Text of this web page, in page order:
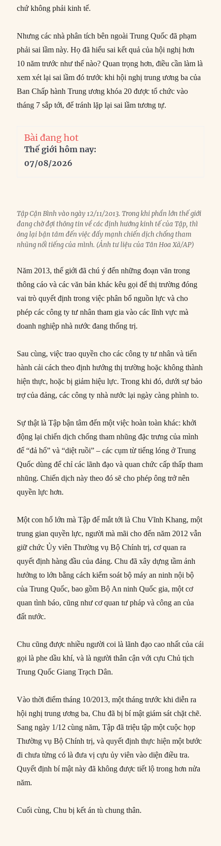
chứ không phải kinh tế.
Nhưng các nhà phân tích bên ngoài Trung Quốc đã phạm
phải sai lầm này. Họ đã hiểu sai kết quả của hội nghị hơn
10 năm trước như thế nào? Quan trọng hơn, điều cần làm là
xem xét lại sai lầm đó trước khi hội nghị trung ương ba của
Ban Chấp hành Trung ương khóa 20 được tổ chức vào
tháng 7 sắp tới, để tránh lặp lại sai lầm tương tự.
Bài đang hot
Thế giới hôm nay:
07/08/2026
Tập Cận Bình vào ngày 12/11/2013. Trong khi phần lớn thế giới
đang chờ đợi thông tin về các định hướng kinh tế của Tập, thì
ông lại bận tâm đến việc đẩy mạnh chiến dịch chống tham
nhũng nổi tiếng của mình. (Ảnh tư liệu của Tân Hoa Xã/AP)
Năm 2013, thế giới đã chú ý đến những đoạn văn trong
thông cáo và các văn bản khác kêu gọi để thị trường đóng
vai trò quyết định trong việc phân bổ nguồn lực và cho
phép các công ty tư nhân tham gia vào các lĩnh vực mà
doanh nghiệp nhà nước đang thống trị.
Sau cùng, việc trao quyền cho các công ty tư nhân và tiến
hành cải cách theo định hướng thị trường hoặc không thành
hiện thực, hoặc bị giảm hiệu lực. Trong khi đó, dưới sự bảo
trợ của đảng, các công ty nhà nước lại ngày càng phình to.
Sự thật là Tập bận tâm đến một việc hoàn toàn khác: khởi
động lại chiến dịch chống tham nhũng đặc trưng của mình
để “đả hổ” và “diệt ruồi” – các cụm từ tiếng lóng ở Trung
Quốc dùng để chỉ các lãnh đạo và quan chức cấp thấp tham
nhũng. Chiến dịch này theo đó sẽ cho phép ông trở nên
quyền lực hơn.
Một con hổ lớn mà Tập để mắt tới là Chu Vĩnh Khang, một
trung gian quyền lực, người mà mãi cho đến năm 2012 vẫn
giữ chức Ủy viên Thường vụ Bộ Chính trị, cơ quan ra
quyết định hàng đầu của đảng. Chu đã xây dựng tầm ảnh
hưởng to lớn bằng cách kiểm soát bộ máy an ninh nội bộ
của Trung Quốc, bao gồm Bộ An ninh Quốc gia, một cơ
quan tình báo, cũng như cơ quan tư pháp và công an của
đất nước.
Chu cũng được nhiều người coi là lãnh đạo cao nhất của cái
gọi là phe dầu khí, và là người thân cận với cựu Chủ tịch
Trung Quốc Giang Trạch Dân.
Vào thời điểm tháng 10/2013, một tháng trước khi diễn ra
hội nghị trung ương ba, Chu đã bị bí mật giám sát chặt chẽ.
Sang ngày 1/12 cùng năm, Tập đã triệu tập một cuộc họp
Thường vụ Bộ Chính trị, và quyết định thực hiện một bước
đi chưa từng có là đưa vị cựu ủy viên vào diện điều tra.
Quyết định bí mật này đã không được tiết lộ trong hơn nửa
năm.
Cuối cùng, Chu bị kết án tù chung thân.